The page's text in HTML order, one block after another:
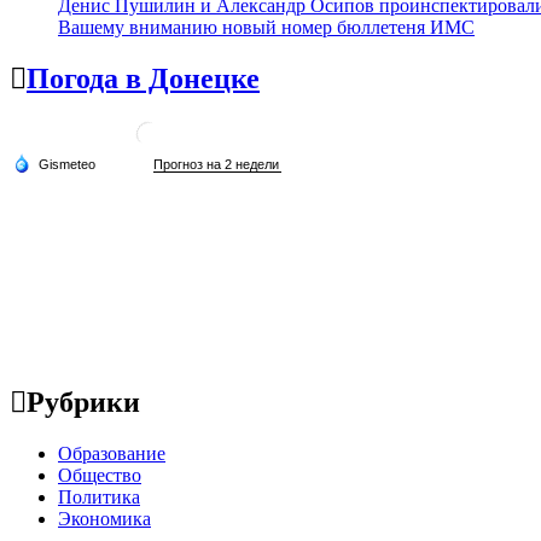
Денис Пушилин и Александр Осипов
Вашему вниманию новый номер бюллетеня ИМС
Погода в Донецке
Рубрики
Образование
Общество
Политика
Экономика